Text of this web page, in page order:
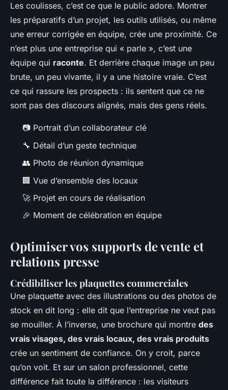
Les coulisses, c’est ce que le public adore. Montrer
les préparatifs d’un projet, les outils utilisés, ou même
une erreur corrigée en équipe, crée une proximité. Ce
n’est plus une entreprise qui « parle », c’est une
équipe qui raconte. Et derrière chaque image un peu
brute, un peu vivante, il y a une histoire vraie. C’est
ce qui rassure les prospects : ils sentent que ce ne
sont pas des discours alignés, mais des gens réels.
📷 Portrait d’un collaborateur clé
🔧 Détail d’un geste technique
👥 Photo de réunion dynamique
🏢 Vue d’ensemble des locaux
🚀 Projet en cours de réalisation
🎉 Moment de célébration en équipe
Optimiser vos supports de vente et
relations presse
Crédibiliser les plaquettes commerciales
Une plaquette avec des illustrations ou des photos de
stock en dit long : elle dit que l’entreprise ne veut pas
se mouiller. À l’inverse, une brochure qui montre des
vrais visages, des vrais locaux, des vrais produits
crée un sentiment de confiance. On y croit, parce
qu’on voit. Et sur un salon professionnel, cette
différence fait toute la différence : les visiteurs